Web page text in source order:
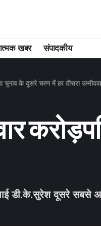
खबर संपादकीय
के दूसरे चरण में हर तीसरा उम्मीदवार
डी.के.सुरेश दूसरे सबसे